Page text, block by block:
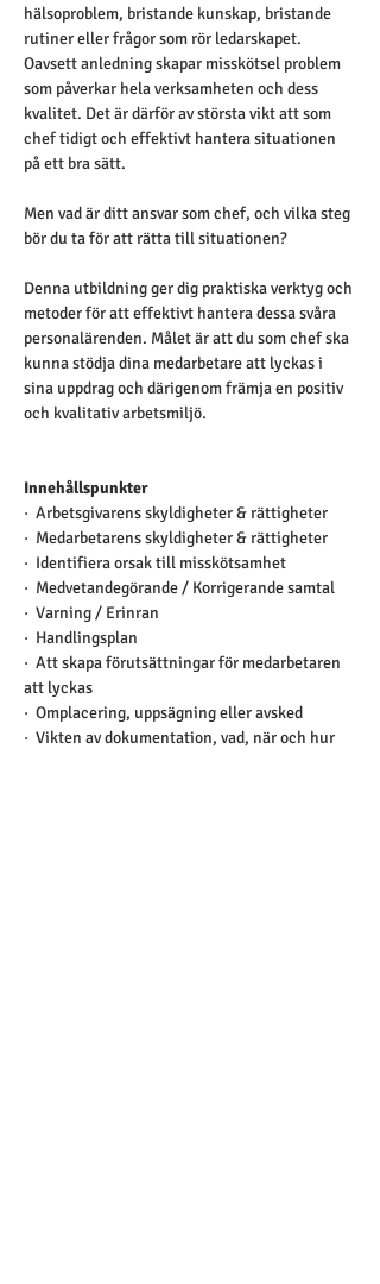
hälsoproblem, bristande kunskap, bristande
rutiner eller frågor som rör ledarskapet.
Oavsett anledning skapar misskötsel problem
som påverkar hela verksamheten och dess
kvalitet. Det är därför av största vikt att som
chef tidigt och effektivt hantera situationen
på ett bra sätt.
Men vad är ditt ansvar som chef, och vilka steg
bör du ta för att rätta till situationen?
Denna utbildning ger dig praktiska verktyg och
metoder för att effektivt hantera dessa svåra
personalärenden. Målet är att du som chef ska
kunna stödja dina medarbetare att lyckas i
sina uppdrag och därigenom främja en positiv
och kvalitativ arbetsmiljö.
Innehållspunkter
·  Arbetsgivarens skyldigheter & rättigheter
·  Medarbetarens skyldigheter & rättigheter
·  Identifiera orsak till misskötsamhet
·  Medvetandegörande / Korrigerande samtal
·  Varning / Erinran
·  Handlingsplan
·  Att skapa förutsättningar för medarbetaren
att lyckas
·  Omplacering, uppsägning eller avsked
·  Vikten av dokumentation, vad, när och hur